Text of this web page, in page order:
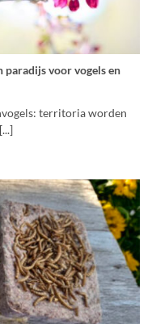
paradijs voor vogels en
territoria worden